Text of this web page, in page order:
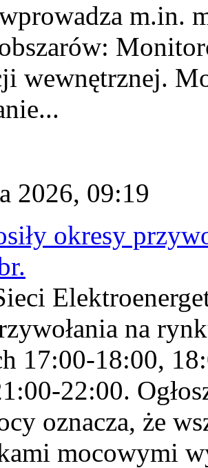
m.in.
wewnętrznej.
2026, 09:19
okresy
na
17:00-18:00,
22:00.
oznacza, że
mocowymi